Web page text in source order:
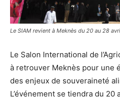
Le SIAM revient à Meknès du 20 au 28
Le Salon International de
à retrouver Meknès pour une
des enjeux de souveraineté
L’événement se tiendra du 20